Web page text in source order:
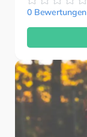
0 Bewertungen